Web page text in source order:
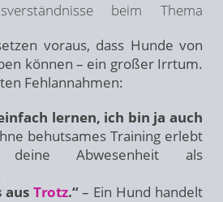
beim Thema
voraus, dass Hunde von
können – ein großer Irrtum.
Fehlannahmen:
lernen, ich bin ja auch
behutsames Training erlebt
Abwesenheit als
aus Trotz.“– Ein Hund handelt